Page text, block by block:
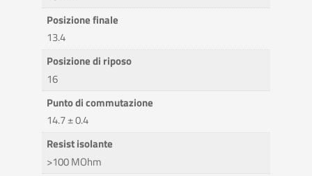
Posizione finale
13.4
Posizione di riposo
16
Punto di commutazione
14.7 ± 0.4
Resist isolante
>100 MOhm